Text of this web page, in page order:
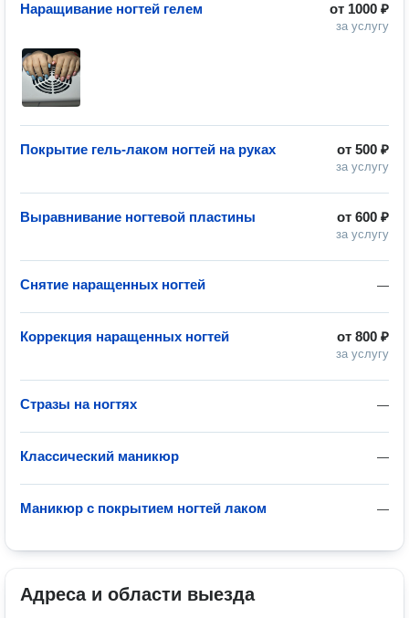
от 1000 ₽
за услугу
Наращивание ногтей гелем
от 500 ₽
за услугу
Покрытие гель-лаком ногтей на руках
от 600 ₽
за услугу
Выравнивание ногтевой пластины
—
Снятие наращенных ногтей
от 800 ₽
за услугу
Коррекция наращенных ногтей
—
Стразы на ногтях
—
Классический маникюр
—
Маникюр с покрытием ногтей лаком
Адреса и области выезда